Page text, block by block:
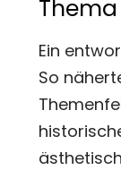
Thema
Ein
So